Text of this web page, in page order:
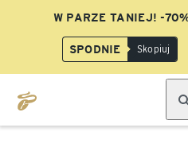
W PARZE TANIEJ! -
SPODNIE Skopiuj